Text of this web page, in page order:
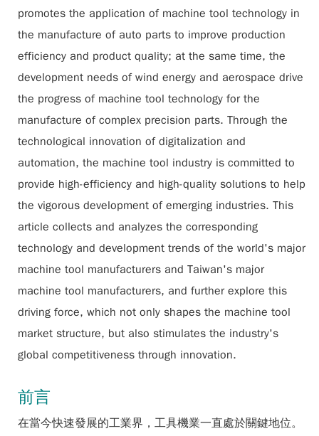
promotes the application of machine tool technology in
the manufacture of auto parts to improve production
efficiency and product quality; at the same time, the
development needs of wind energy and aerospace drive
the progress of machine tool technology for the
manufacture of complex precision parts. Through the
technological innovation of digitalization and
automation, the machine tool industry is committed to
provide high-efficiency and high-quality solutions to help
the vigorous development of emerging industries. This
article collects and analyzes the corresponding
technology and development trends of the world's major
machine tool manufacturers and Taiwan's major
machine tool manufacturers, and further explore this
driving force, which not only shapes the machine tool
market structure, but also stimulates the industry's
global competitiveness through innovation.
前言
在當今快速發展的工業界，工具機業一直處於關鍵地位。